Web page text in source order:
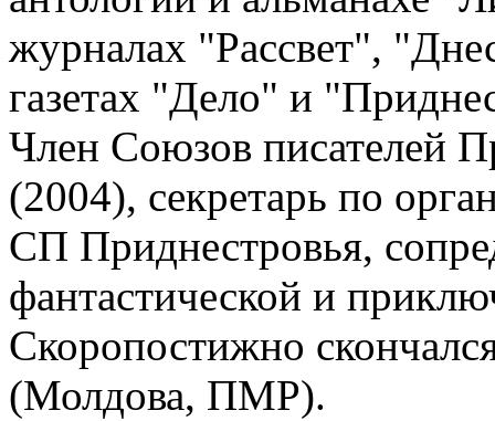
журналах "Рассвет",
газетах "Дело" и
Член Союзов писателей
(2004), секретарь по
СП Приднестровья,
фантастической и
Скоропостижно
(Молдова, ПМР).